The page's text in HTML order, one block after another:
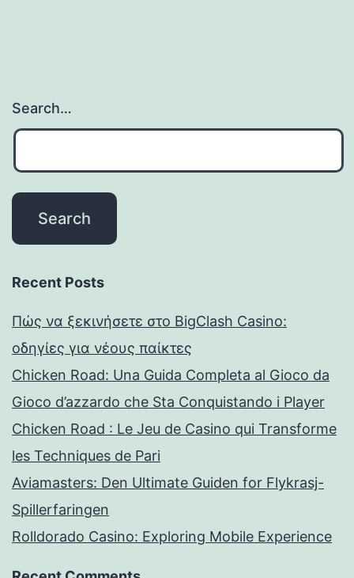
Search…
Recent Posts
Πώς να ξεκινήσετε στο BigClash Casino:
οδηγίες για νέους παίκτες
Chicken Road: Una Guida Completa al Gioco da
Gioco d’azzardo che Sta Conquistando i Player
Chicken Road : Le Jeu de Casino qui Transforme
les Techniques de Pari
Aviamasters: Den Ultimate Guiden for Flykrasj-
Spillerfaringen
Rolldorado Casino: Exploring Mobile Experience